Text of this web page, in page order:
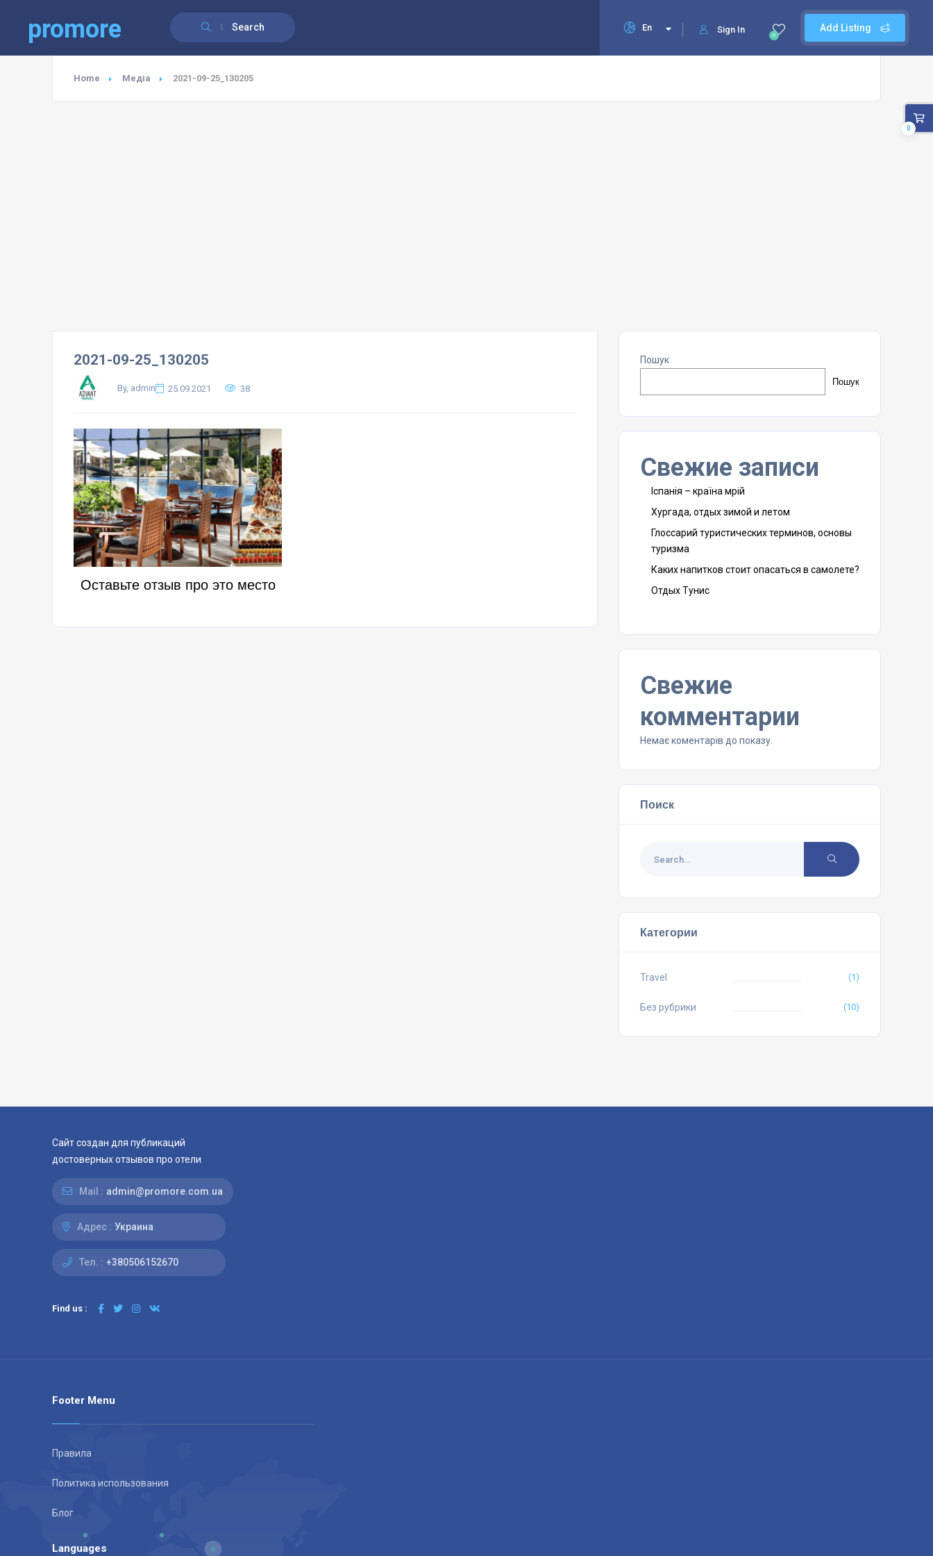
promore Search Add Listing
0
Sign In
En
Home Медіа 2021-09-25_130205
2021-09-25_130205
By, admin 25.09.2021 38
Оставьте отзыв про это место
Пошук
Пошук
Свежие записи
Іспанія – країна мрій
Хургада, отдых зимой и летом
Глоссарий туристических терминов, основы
туризма
Каких напитков стоит опасаться в самолете?
Отдых Тунис
Свежие
комментарии
Немає коментарів до показу.
Поиск
Категории
Travel (1)
Без рубрики (10)
0
Сайт создан для публикаций
достоверных отзывов про отели
Mail : admin@promore.com.ua
Адрес : Украина
Тел. : +380506152670
Find us :
Footer Menu
Правила
Политика использования
Блог
Languages